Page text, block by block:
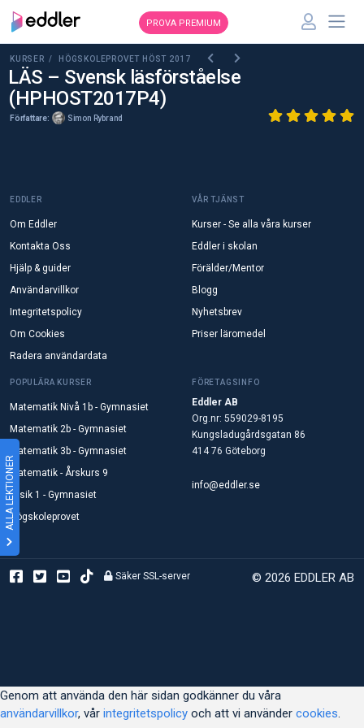
ALLA LEKTIONER
PROVA PREMIUM
KURSER / HÖGSKOLEPROVET HÖST 2017
LÄS – Svensk läsförståelse
(HPHOST2017P4)
Författare: Simon Rybrand
EDDLER
Om Eddler
Kontakta Oss
Hjälp & guider
Användarvillkor
Integritetspolicy
Om Cookies
Radera användardata
VÅR TJÄNST
Kurser - Se alla våra kurser
Eddler i skolan
Förälder/Mentor
Blogg
Nyhetsbrev
Priser läromedel
POPULÄRA KURSER
Matematik Nivå 1b - Gymnasiet
Matematik 2b - Gymnasiet
Matematik 3b - Gymnasiet
Matematik - Årskurs 9
Fysik 1 - Gymnasiet
Högskoleprovet
FÖRETAGSINFO
Eddler AB
Org.nr: 559029-8195
Kungsladugårdsgatan 86
414 76 Göteborg
info@eddler.se
© 2026 EDDLER AB
Säker SSL-server
Genom att använda den här sidan godkänner du våra
användarvillkor, vår integritetspolicy och att vi använder cookies.